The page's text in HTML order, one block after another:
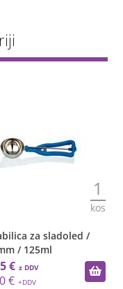
1
kos
za sladoled /
/ 125ml
€
€